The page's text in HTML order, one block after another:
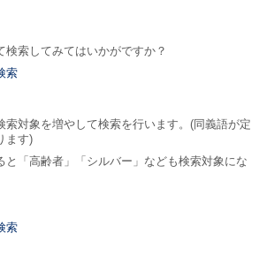
検索してみてはいかがですか？
索
索対象を増やして検索を行います。(同義語が定
ます)
と「高齢者」「シルバー」なども検索対象にな
索